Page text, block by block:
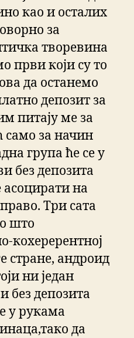
као и осталих
за
творевина
први који су то
да останемо
депозит за
питају ме за
само за начин
група ће се у
без депозита
на
Три сата
што
кохерерентној
стране, андроид
ни један
без депозита
у рукама
да